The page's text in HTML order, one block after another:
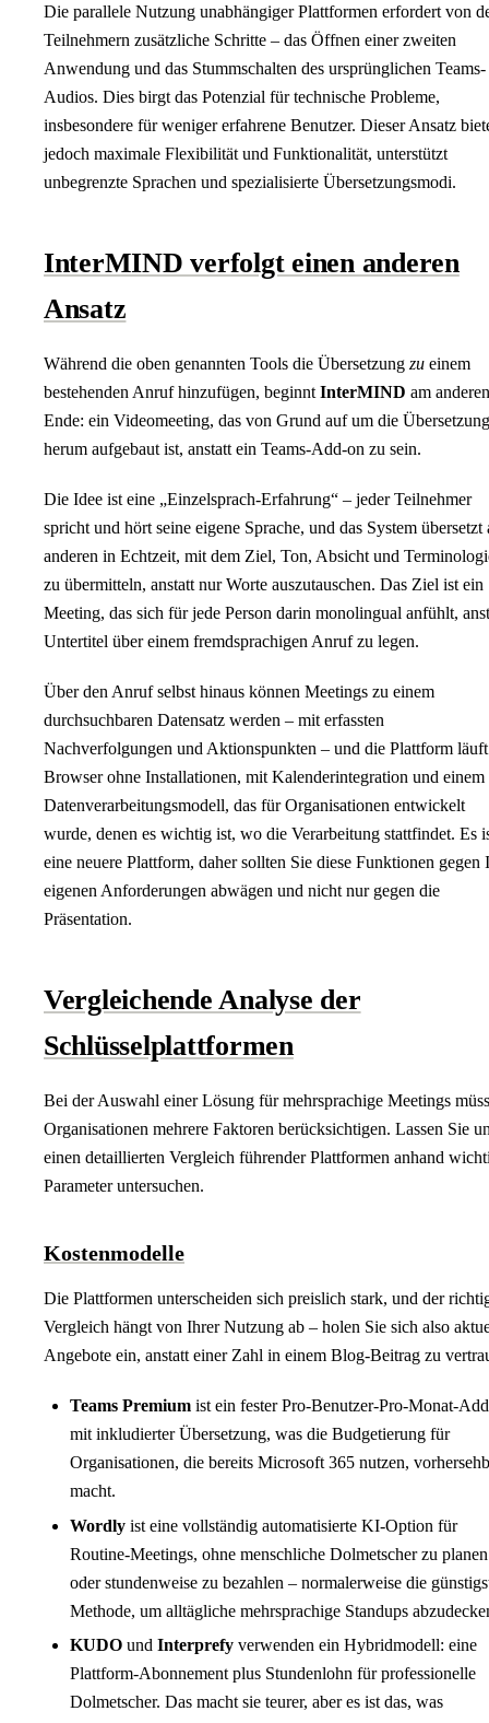
Die parallele Nutzung unabhängiger Plattformen erfordert von
Teilnehmern zusätzliche Schritte – das Öffnen einer zweiten
Anwendung und das Stummschalten des ursprünglichen Teams-
Audios. Dies birgt das Potenzial für technische Probleme,
insbesondere für weniger erfahrene Benutzer. Dieser Ansatz
jedoch maximale Flexibilität und Funktionalität, unterstützt
unbegrenzte Sprachen und spezialisierte Übersetzungsmodi.
InterMIND verfolgt einen anderen
Ansatz
Während die oben genannten Tools die Übersetzung zu einem
bestehenden Anruf hinzufügen, beginnt InterMIND am anderen
Ende: ein Videomeeting, das von Grund auf um die Übersetzung
herum aufgebaut ist, anstatt ein Teams-Add-on zu sein.
Die Idee ist eine „Einzelsprach-Erfahrung“ – jeder Teilnehmer
spricht und hört seine eigene Sprache, und das System übersetzt
anderen in Echtzeit, mit dem Ziel, Ton, Absicht und
zu übermitteln, anstatt nur Worte auszutauschen. Das Ziel ist ein
Meeting, das sich für jede Person darin monolingual anfühlt,
Untertitel über einem fremdsprachigen Anruf zu legen.
Über den Anruf selbst hinaus können Meetings zu einem
durchsuchbaren Datensatz werden – mit erfassten
Nachverfolgungen und Aktionspunkten – und die Plattform
Browser ohne Installationen, mit Kalenderintegration und einem
Datenverarbeitungsmodell, das für Organisationen entwickelt
wurde, denen es wichtig ist, wo die Verarbeitung stattfindet. Es
eine neuere Plattform, daher sollten Sie diese Funktionen gegen
eigenen Anforderungen abwägen und nicht nur gegen die
Präsentation.
Vergleichende Analyse der
Schlüsselplattformen
Bei der Auswahl einer Lösung für mehrsprachige Meetings
Organisationen mehrere Faktoren berücksichtigen. Lassen Sie
einen detaillierten Vergleich führender Plattformen anhand
Parameter untersuchen.
Kostenmodelle
Die Plattformen unterscheiden sich preislich stark, und der
Vergleich hängt von Ihrer Nutzung ab – holen Sie sich also
Angebote ein, anstatt einer Zahl in einem Blog-Beitrag zu
Teams Premium ist ein fester Pro-Benutzer-Pro-Monat-
mit inkludierter Übersetzung, was die Budgetierung für
Organisationen, die bereits Microsoft 365 nutzen,
macht.
Wordly ist eine vollständig automatisierte KI-Option für
Routine-Meetings, ohne menschliche Dolmetscher zu planen
oder stundenweise zu bezahlen – normalerweise die
Methode, um alltägliche mehrsprachige Standups
KUDO und Interprefy verwenden ein Hybridmodell: eine
Plattform-Abonnement plus Stundenlohn für professionelle
Dolmetscher. Das macht sie teurer, aber es ist das, was